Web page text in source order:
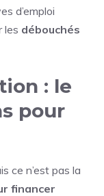
d’emploi
les débouchés
: le
pour
ce n’est pas la
financer